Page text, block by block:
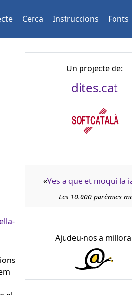
Cerca Instruccions Fonts
Un projecte de:
dites.cat
«Ves a que et moqui la
Les 10.000 parèmies
Ajudeu-nos a